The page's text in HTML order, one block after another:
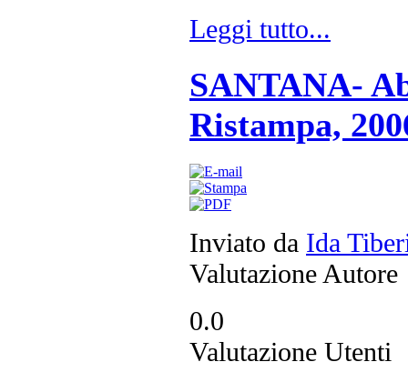
Leggi tutto...
SANTANA-
Ristampa,
Inviato da Ida
Valutazione Autore
0.0
Valutazione Utenti